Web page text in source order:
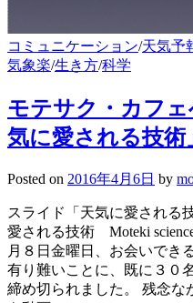
コミュニケーション/天気予
気象楽/生き方/科学
モテサク・カフ
気に愛される技術
Posted on 2016年4月6日 by
スライド「天気に愛される
愛される技術 Moteki
月８日金曜日、お会いでき
有り難いことに、既に３０
締め切られました。 残念な